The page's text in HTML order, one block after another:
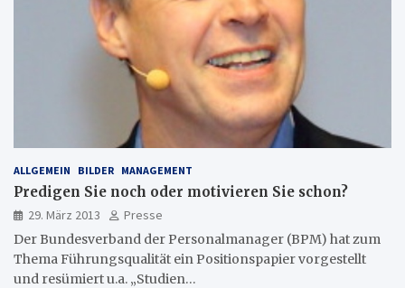
ALLGEMEIN BILDER MANAGEMENT
Predigen Sie noch oder motivieren Sie schon?
29. März 2013
Presse
Der Bundesverband der Personalmanager (BPM) hat zum
Thema Führungsqualität ein Positionspapier vorgestellt
und resümiert u.a. „Studien…